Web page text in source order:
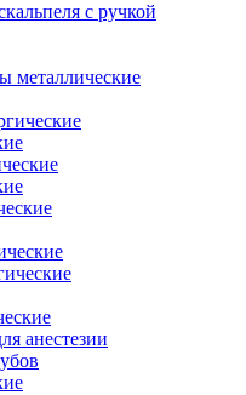
с ручкой
металлические
анестезии